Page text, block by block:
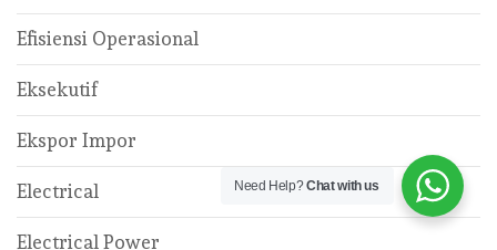
Efisiensi Operasional
Eksekutif
Ekspor Impor
Electrical
Electrical Power
Need Help?Chat with us